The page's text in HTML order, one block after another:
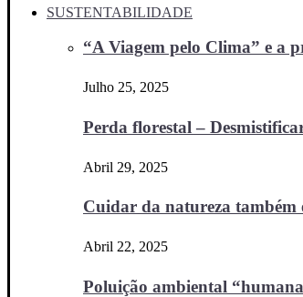
SUSTENTABILIDADE
“A Viagem pelo Clima” e a
Julho 25, 2025
Perda florestal –
Abril 29, 2025
Cuidar da natureza também
Abril 22, 2025
Poluição ambiental